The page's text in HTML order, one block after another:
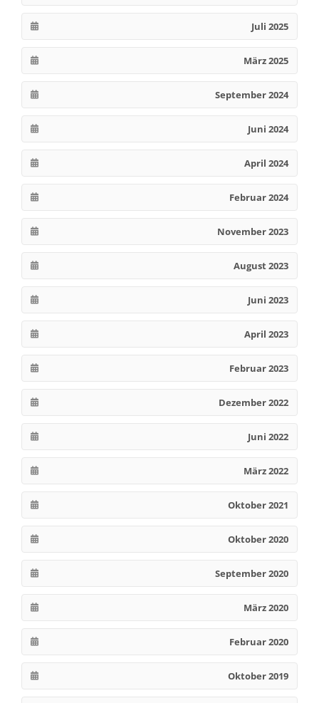
Juli 2025
März 2025
September 2024
Juni 2024
April 2024
Februar 2024
November 2023
August 2023
Juni 2023
April 2023
Februar 2023
Dezember 2022
Juni 2022
März 2022
Oktober 2021
Oktober 2020
September 2020
März 2020
Februar 2020
Oktober 2019